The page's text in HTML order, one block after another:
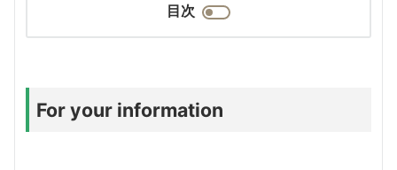
目次
For your information